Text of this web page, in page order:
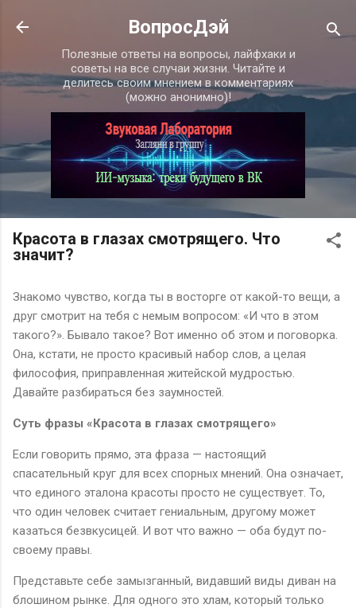
К основному контенту
ВопросДэй
Полезные ответы на вопросы, лайфхаки и
советы на все случаи жизни. Читайте и
делитесь своим мнением в комментариях
(можно анонимно)!
Красота в глазах смотрящего. Что
значит?
Знакомо чувство, когда ты в восторге от какой-то вещи, а
друг смотрит на тебя с немым вопросом: «И что в этом
такого?». Бывало такое? Вот именно об этом и поговорка.
Она, кстати, не просто красивый набор слов, а целая
философия, приправленная житейской мудростью.
Давайте разбираться без заумностей.
Суть фразы «Красота в глазах смотрящего»
Если говорить прямо, эта фраза — настоящий
спасательный круг для всех спорных мнений. Она означает,
что единого эталона красоты просто не существует. То,
что один человек считает гениальным, другому может
казаться безвкусицей. И вот что важно — оба будут по-
своему правы.
Представьте себе замызганный, видавший виды диван на
блошином рынке. Для одного это хлам, который только